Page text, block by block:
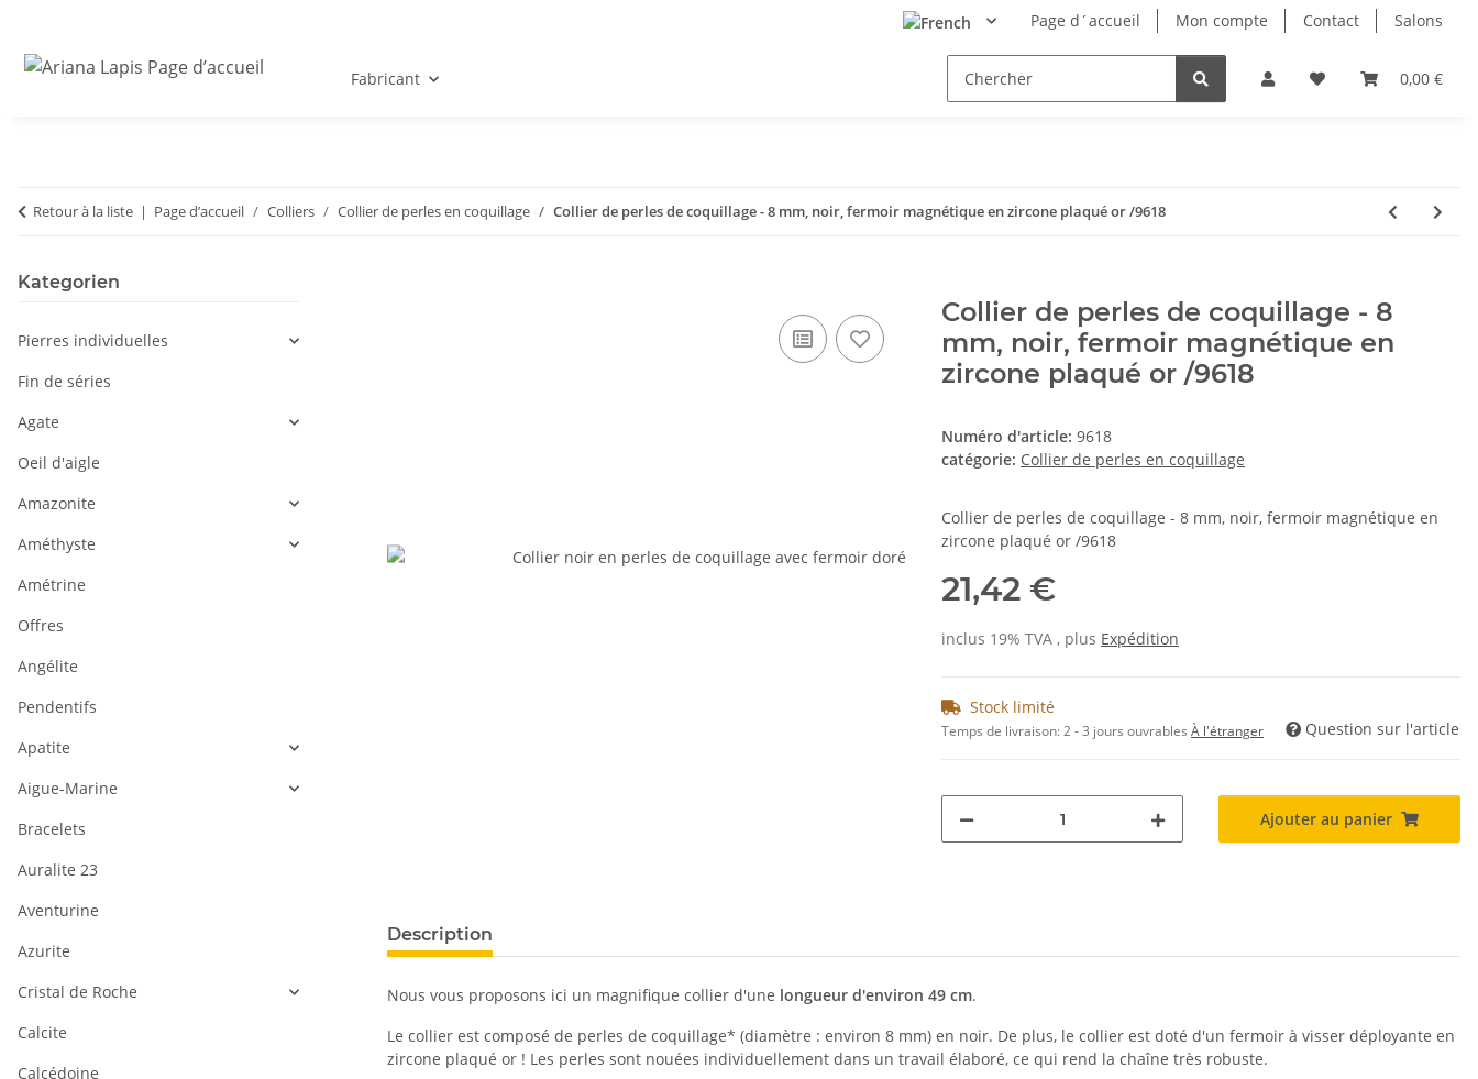
Page d´accueil Mon compte Contact Salons
0,00 €
Fabricant
Retour à la liste Page d’accueil Colliers Collier de perles en coquillage Collier de perles de coquillage - 8 mm, noir, fermoir magnétique en zircone plaqué or /9618
Collier de perles de coquillage - 8
mm, noir, fermoir magnétique en
zircone plaqué or /9618
Numéro d'article: 9618
catégorie: Collier de perles en coquillage
Collier de perles de coquillage - 8 mm, noir, fermoir magnétique en
zircone plaqué or /9618
21,42 €
inclus 19% TVA , plus Expédition
Stock limité
Temps de livraison:2 - 3 jours ouvrables À l'étranger Question sur l'article
Ajouter au panier
#productDetails.showMoreTabs#
Description
Nous vous proposons ici un magnifique collier d'une longueur d'environ 49 cm.
Le collier est composé de perles de coquillage* (diamètre : environ 8 mm) en noir. De plus, le collier est doté d'un fermoir à visser déployante en
zircone plaqué or ! Les perles sont nouées individuellement dans un travail élaboré, ce qui rend la chaîne très robuste.
Kategorien
Pierres individuelles
Fin de séries
Agate
Oeil d'aigle
Amazonite
Améthyste
Amétrine
Offres
Angélite
Pendentifs
Apatite
Aigue-Marine
Bracelets
Auralite 23
Aventurine
Azurite
Cristal de Roche
Calcite
Calcédoine